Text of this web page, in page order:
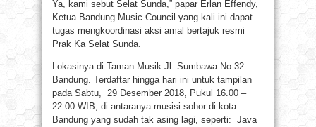
Ya, kami sebut Selat Sunda,” papar Erlan Effendy,
Ketua Bandung Music Council yang kali ini dapat
tugas mengkoordinasi aksi amal bertajuk resmi
Prak Ka Selat Sunda.
Lokasinya di Taman Musik Jl. Sumbawa No 32
Bandung. Terdaftar hingga hari ini untuk tampilan
pada Sabtu, 29 Desember 2018, Pukul 16.00 –
22.00 WIB, di antaranya musisi sohor di kota
Bandung yang sudah tak asing lagi, seperti: Java